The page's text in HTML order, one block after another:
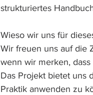
strukturiertes
Wieso wir uns für
Wir freuen uns auf die
wenn wir merken,
Das Projekt bietet uns
Praktik anwenden zu